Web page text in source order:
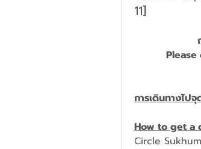
11]
การเดินทางไป
How to get a
Circle